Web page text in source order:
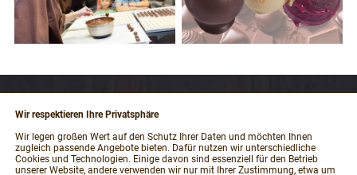
Wir respektieren Ihre Privatsphäre
Wir legen großen Wert auf den Schutz Ihrer Daten und möchten Ihnen
zugleich passende Angebote bieten. Dafür nutzen wir unterschiedliche
Cookies und Technologien. Einige davon sind essenziell für den Betrieb
unserer Website, andere verwenden wir nur mit Ihrer Zustimmung, etwa um
RECHTLICHES
Impressum